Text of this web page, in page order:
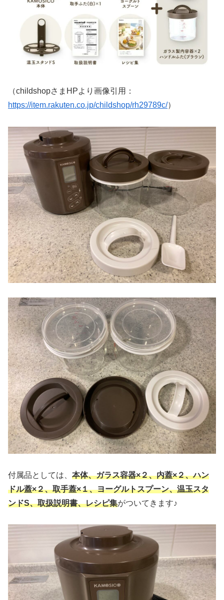
（childshopさまHPより画像引用：
https://item.rakuten.co.jp/childshop/rh29789c/）
付属品としては、 本体、ガラス容器×２、内蓋×２、ハン
ドル蓋×２、取手蓋×１、ヨーグルトスプーン、温玉スタ
ンドS、取扱説明書、レシピ集がついてきます♪